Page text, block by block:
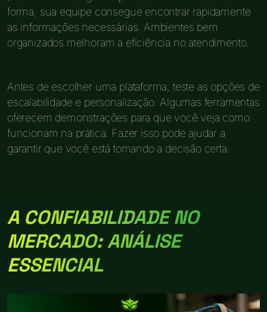
forma, sua equipe consegue encontrar rapidamente
as informações necessárias. Ambientes bem
organizados melhoram a eficiência no atendimento.
Antes de escolher uma plataforma, teste as opções de
escalabilidade e personalização. Algumas ferramentas
oferecem demonstrações para que você veja como
funcionam na prática. Fazer isso pode ajudar a
garantir que você está tomando a decisão certa.
A CONFIABILIDADE NO
MERCADO: ANÁLISE
ESSENCIAL